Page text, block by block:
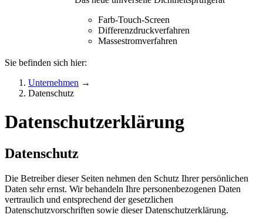
Farb-Touch-Screen
Differenzdruckverfahren
Massestromverfahren
Sie befinden sich hier:
Unternehmen →
Datenschutz
Datenschutzerklärung
Datenschutz
Die Betreiber dieser Seiten nehmen den Schutz Ihrer persönlichen
Daten sehr ernst. Wir behandeln Ihre personenbezogenen Daten
vertraulich und entsprechend der gesetzlichen
Datenschutzvorschriften sowie dieser Datenschutzerklärung.